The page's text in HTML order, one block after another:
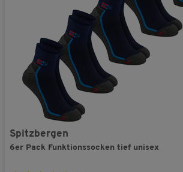
Spitzbergen
6er Pack Funktionssocken tief unisex